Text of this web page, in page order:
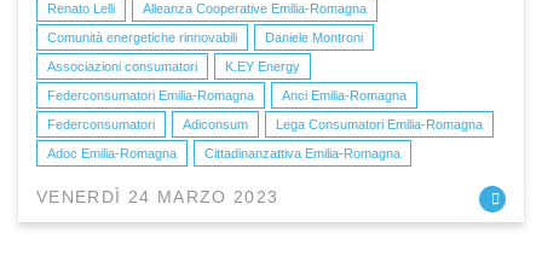
Renato Lelli
Alleanza Cooperative Emilia-Romagna
Comunità energetiche rinnovabili
Daniele Montroni
Associazioni consumatori
K.EY Energy
Federconsumatori Emilia-Romagna
Anci Emilia-Romagna
Federconsumatori
Adiconsum
Lega Consumatori Emilia-Romagna
Adoc Emilia-Romagna
Cittadinanzattiva Emilia-Romagna
VENERDÌ 24 MARZO 2023